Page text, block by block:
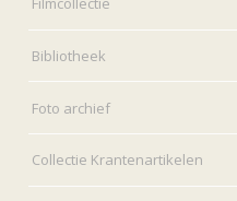
Bibliotheek
Foto archief
Collectie Krantenartikelen